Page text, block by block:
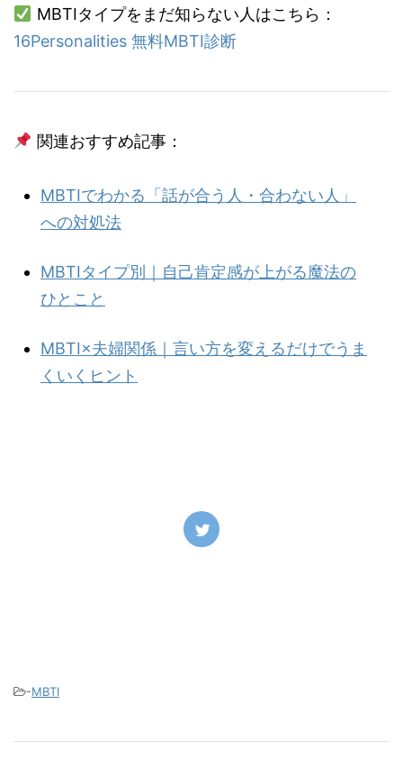
MBTIタイプをまだ知らない人はこちら：
16Personalities 無料MBTI診断
関連おすすめ記事：
MBTIでわかる「話が合う人・合わない人」
への対処法
MBTIタイプ別｜自己肯定感が上がる魔法の
ひとこと
MBTI×夫婦関係｜言い方を変えるだけでうま
くいくヒント
-MBTI